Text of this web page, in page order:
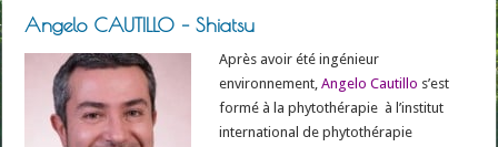
Angelo CAUTILLO – Shiatsu
Après avoir été ingénieur
environnement,Angelo Cautillo s’est
formé à la phytothérapie à l’institut
international de phytothérapie